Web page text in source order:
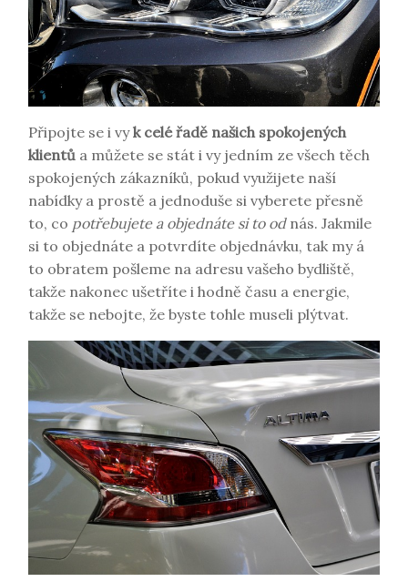
Připojte se i vyk celé řadě našich spokojených
klientů a můžete se stát i vy jedním ze všech těch
spokojených zákazníků, pokud využijete naší
nabídky a prostě a jednoduše si vyberete přesně
to, co potřebujete a objednáte si to odnás. Jakmile
si to objednáte a potvrdíte objednávku, tak my á
to obratem pošleme na adresu vašeho bydliště,
takže nakonec ušetříte i hodně času a energie,
takže se nebojte, že byste tohle museli plýtvat.